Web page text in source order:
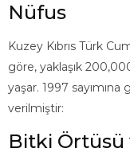
Nüfus
Kuzey Kıbrıs Türk
göre, yaklaşık
yaşar. 1997
verilmiştir:
Bitki Örtüsü